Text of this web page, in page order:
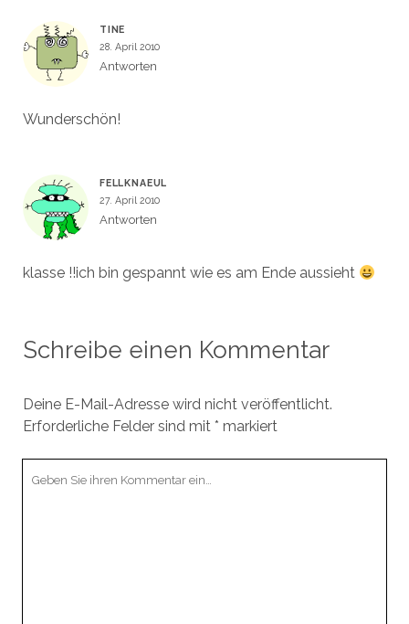
TINE
28. April 2010
Antworten
Wunderschön!
FELLKNAEUL
27. April 2010
Antworten
klasse !!ich bin gespannt wie es am Ende aussieht
Schreibe einen Kommentar
Deine E-Mail-Adresse wird nicht veröffentlicht.
Erforderliche Felder sind mit * markiert